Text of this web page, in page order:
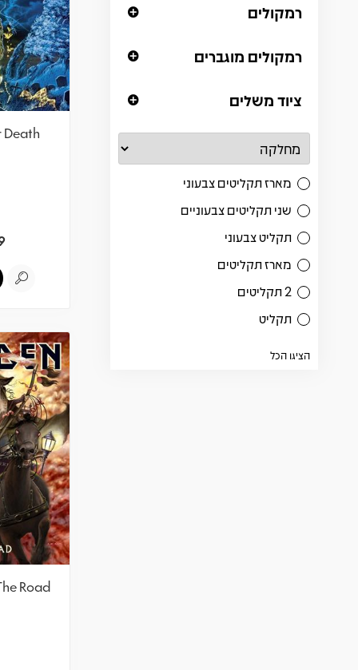
רמקולים
רמקולים מוגברים
ציוד משלים
מארז תקליטים צבעוני
שני תקליטים צבעוניים
תקליט צבעוני
מארז תקליטים
2 תקליטים
תקליט
הציגו הכל
Death
Road